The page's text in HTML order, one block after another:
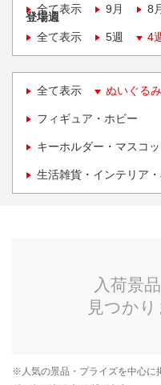
全て表示
9月 8
登場週
全て表示
5週 4
全て表示 ぬいぐる
フィギュア・ホビー
キーホルダー・マスコ
生活雑貨・インテリア